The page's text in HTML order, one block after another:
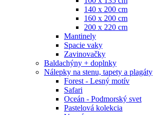
140 x 200 cm
160 x 200 cm
200 x 220 cm
Mantinely
Spacie vaky
Zavinovačky
Baldachýny + doplnky
Nálepky na stenu, tapety a plagáty
Forest - Lesný motív
Safari
Oceán - Podmorský svet
Pastelová kolekcia